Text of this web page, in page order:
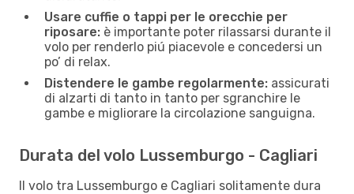
Usare cuffie o tappi per le orecchie per
riposare: è importante poter rilassarsi durante il
volo per renderlo piú piacevole e concedersi un
po’ di relax.
Distendere le gambe regolarmente: assicurati
di alzarti di tanto in tanto per sgranchire le
gambe e migliorare la circolazione sanguigna.
Durata del volo Lussemburgo - Cagliari
Il volo tra Lussemburgo e Cagliari solitamente dura